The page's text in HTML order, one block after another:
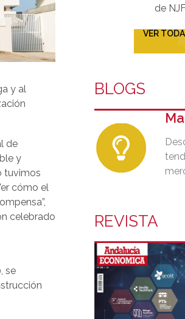
y al
de
y
tuvimos
cómo el
celebrado
se
de
VER
BLOGS
REVISTA